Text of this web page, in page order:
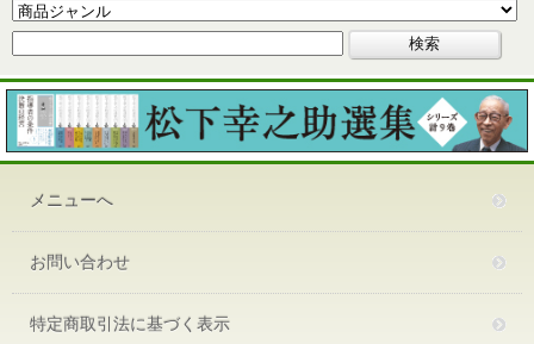
メニューへ
お問い合わせ
特定商取引法に基づく表示